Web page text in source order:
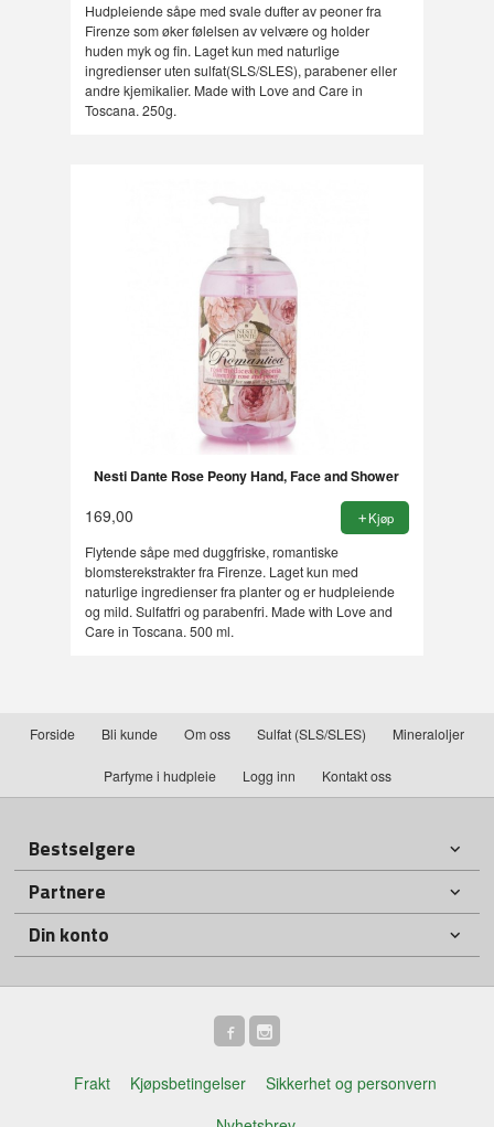
Hudpleiende såpe med svale dufter av peoner fra
Firenze som øker følelsen av velvære og holder
huden myk og fin. Laget kun med naturlige
ingredienser uten sulfat(SLS/SLES), parabener eller
andre kjemikalier. Made with Love and Care in
Toscana. 250g.
Nesti Dante Rose Peony Hand, Face and Shower
169,00 Kjøp
Flytende såpe med duggfriske, romantiske
blomsterekstrakter fra Firenze. Laget kun med
naturlige ingredienser fra planter og er hudpleiende
og mild. Sulfatfri og parabenfri. Made with Love and
Care in Toscana. 500 ml.
Forside Bli kunde Om oss Sulfat (SLS/SLES) Mineraloljer
Parfyme i hudpleie Logg inn Kontakt oss
Bestselgere
Partnere
Din konto
Frakt Kjøpsbetingelser
Sikkerhet og personvern